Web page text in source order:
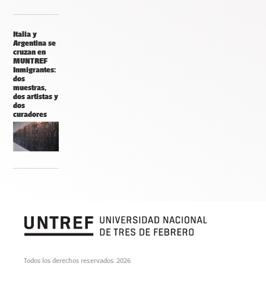
Italia y
Argentina se
cruzan en
MUNTREF
Inmigrantes:
dos
muestras,
dos artistas y
dos
curadores
Todos los derechos reservados. 2026